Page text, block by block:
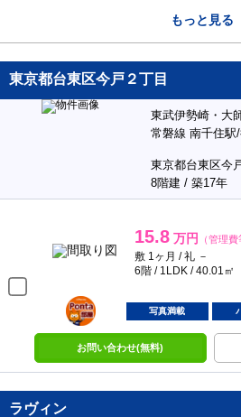
もっと見る
東京都台東区今戸２丁目
東武伊勢崎・大
常磐線 南千住駅
東京都台東区今
8階建 / 築17年
15.8 万円 （管理
敷 1ヶ月 / 礼 －
6階 / 1LDK / 40.01㎡
ポンタ
部屋
写真満載
お問い合わせ(無料)
ラヴィン